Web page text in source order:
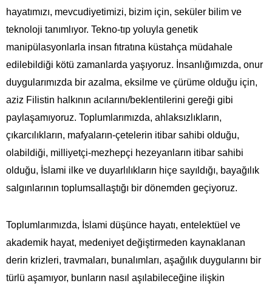
hayatımızı, mevcudiyetimizi, bizim için, seküler bilim ve
teknoloji tanımlıyor. Tekno-tıp yoluyla genetik
manipülasyonlarla insan fıtratına küstahça müdahale
edilebildiği kötü zamanlarda yaşıyoruz. İnsanlığımızda, onur
duygularımızda bir azalma, eksilme ve çürüme olduğu için,
aziz Filistin halkının acılarını/beklentilerini gereği gibi
paylaşamıyoruz. Toplumlarımızda, ahlaksızlıkların,
çıkarcılıkların, mafyaların-çetelerin itibar sahibi olduğu,
olabildiği, milliyetçi-mezhepçi hezeyanların itibar sahibi
olduğu, İslami ilke ve duyarlılıkların hiçe sayıldığı, bayağılık
salgınlarının toplumsallaştığı bir dönemden geçiyoruz.
Toplumlarımızda, İslami düşünce hayatı, entelektüel ve
akademik hayat, medeniyet değiştirmeden kaynaklanan
derin krizleri, travmaları, bunalımları, aşağılık duygularını bir
türlü aşamıyor, bunların nasıl aşılabileceğine ilişkin